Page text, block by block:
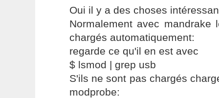
Oui il y a des choses
Normalement avec mandrake
chargés automatiquement:
regarde ce qu'il en est avec
$ lsmod | grep usb
S'ils ne sont pas chargés
modprobe: